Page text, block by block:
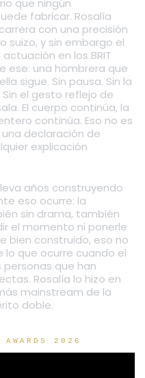
que ningún
fabricar. Rosalía
con una precisión
suizo, y sin embargo el
en los BRIT
ese: una hombrera que
sigue. Sin pausa. Sin la
el gesto reflejo de
El cuerpo continúa, la
continúa. Eso no es
declaración de
explicación
años construyendo
eso ocurre: la
sin drama, también
el momento ni ponerle
bien construido, eso no
lo que ocurre cuando el
que han
Rosalía lo hizo en
mainstream de la
doble.
2026